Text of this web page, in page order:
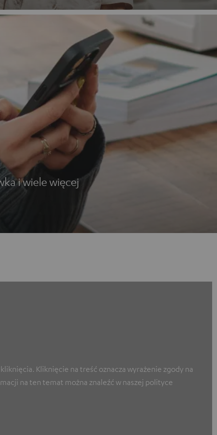
i wiele więcej
Kliknięcie na treść oznacza wyrażenie zgody na
na ten temat można znaleźć w naszej polityce